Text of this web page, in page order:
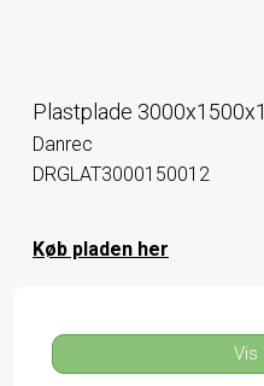
Plastplade
Danrec
DRGLAT3000150012
Køb pladen her
Vis